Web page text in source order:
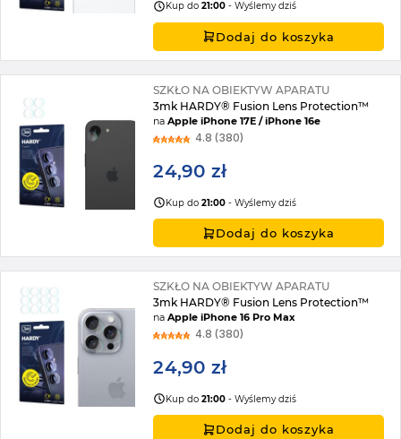
Kup do21:00 - Wyślemy dziś
Dodaj do koszyka
SZKŁO NA OBIEKTYW APARATU
3mk HARDY® Fusion Lens Protection™
naApple iPhone 17E / iPhone 16e
4.8 (380)
24,90 zł
Kup do21:00 - Wyślemy dziś
Dodaj do koszyka
SZKŁO NA OBIEKTYW APARATU
3mk HARDY® Fusion Lens Protection™
naApple iPhone 16 Pro Max
4.8 (380)
24,90 zł
Kup do21:00 - Wyślemy dziś
Dodaj do koszyka